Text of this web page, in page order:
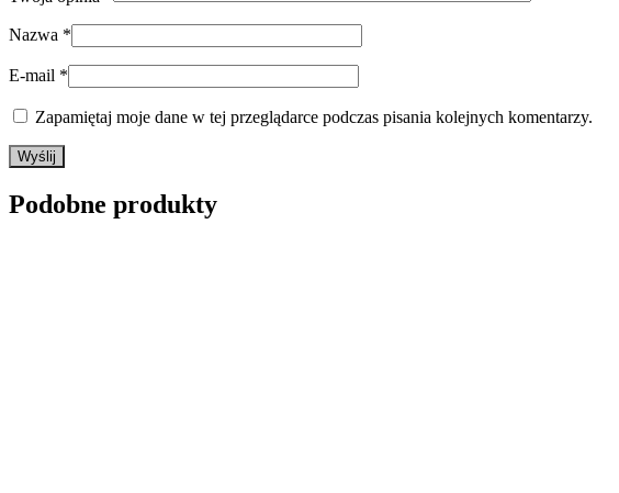
Nazwa *
E-mail *
Zapamiętaj moje dane w tej przeglądarce podczas pisania kolejnych komentarzy.
Podobne produkty